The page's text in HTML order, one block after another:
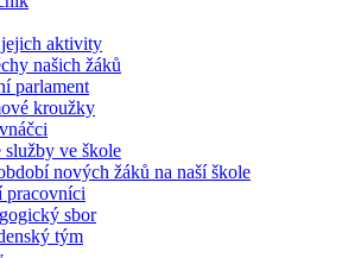
aktivity
našich žáků
parlament
kroužky
služby ve škole
nových žáků na naší škole
pracovníci
sbor
tým